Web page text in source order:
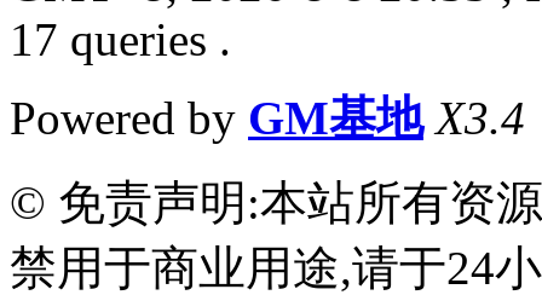
17 queries .
Powered by GM基地 X3.4
© 免责声明:本站所有资
禁用于商业用途,请于24